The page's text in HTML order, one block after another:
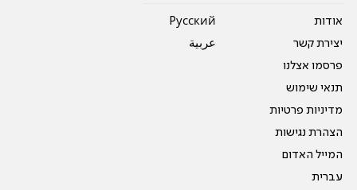
אודות
יצירת קשר
פרסמו אצלנו
תנאי שימוש
מדיניות פרטיות
הצהרת נגישות
המייל האדום
עברית
Pусский
عربية